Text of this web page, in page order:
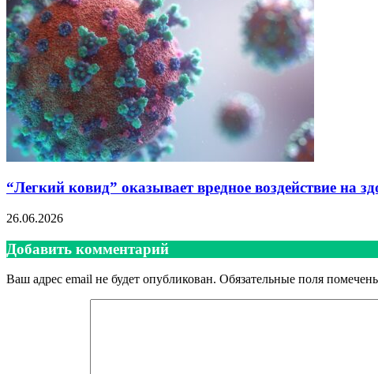
“Легкий ковид” оказывает вредное воздействие на
26.06.2026
Добавить комментарий
Ваш адрес email не будет опубликован. Обязательные поля